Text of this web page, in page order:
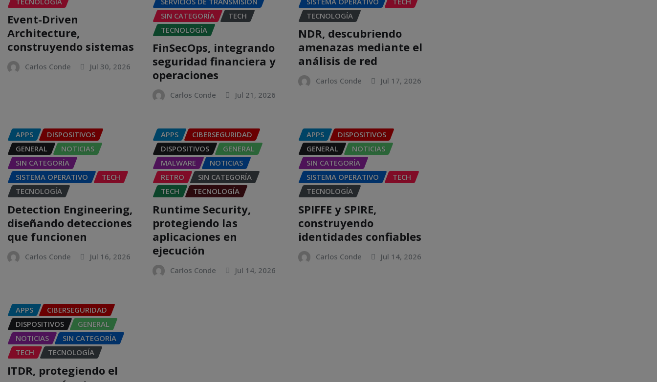
Event-Driven
Architecture,
construyendo sistemas
Carlos Conde Jul 30, 2026
SIN CATEGORÍA
TECH
TECNOLOGÍA
FinSecOps, integrando
seguridad financiera y
operaciones
Carlos Conde Jul 21, 2026
TECNOLOGÍA
NDR, descubriendo
amenazas mediante el
análisis de red
Carlos Conde Jul 17, 2026
APPS
DISPOSITIVOS
GENERAL
NOTICIAS
SIN CATEGORÍA
SISTEMA OPERATIVO
TECH
TECNOLOGÍA
Detection Engineering,
diseñando detecciones
que funcionen
Carlos Conde Jul 16, 2026
APPS
CIBERSEGURIDAD
DISPOSITIVOS
GENERAL
MALWARE
NOTICIAS
RETRO
SIN CATEGORÍA
TECH
TECNOLOGÍA
Runtime Security,
protegiendo las
aplicaciones en
ejecución
Carlos Conde Jul 14, 2026
APPS
DISPOSITIVOS
GENERAL
NOTICIAS
SIN CATEGORÍA
SISTEMA OPERATIVO
TECH
TECNOLOGÍA
SPIFFE y SPIRE,
construyendo
identidades confiables
Carlos Conde Jul 14, 2026
APPS
CIBERSEGURIDAD
DISPOSITIVOS
GENERAL
NOTICIAS
SIN CATEGORÍA
TECH
TECNOLOGÍA
ITDR, protegiendo el